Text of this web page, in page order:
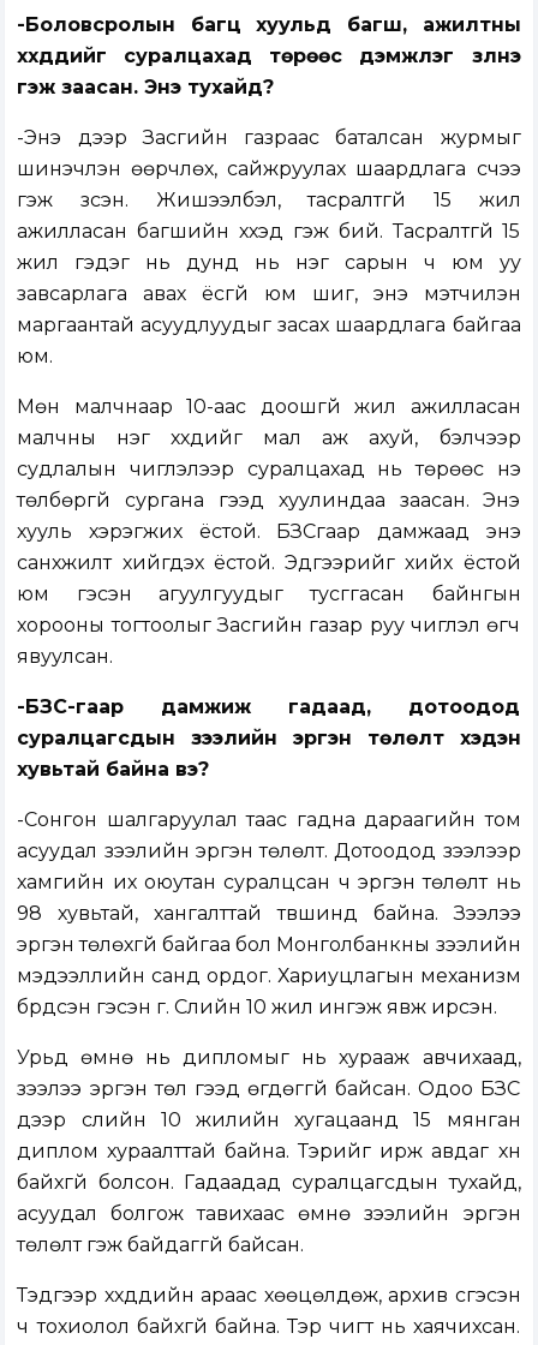
-Боловсролын багц хуульд багш, ажилтны
хүүхдүүдийг суралцахад төрөөс дэмжлэг үзүүлнэ
гэж заасан. Энэ тухайд?
-Энэ дээр Засгийн газраас баталсан журмыг
шинэчлэн өөрчлөх, сайжруулах шаардлага үүсчээ
гэж үзсэн. Жишээлбэл, тасралтгүй 15 жил
ажилласан багшийн хүүхэд гэж бий. Тасралтгүй 15
жил гэдэг нь дунд нь нэг сарын ч юм уу
завсарлага авах ёсгүй юм шиг, энэ мэтчилэн
маргаантай асуудлуудыг засах шаардлага байгаа
юм.
Мөн малчнаар 10-аас доошгүй жил ажилласан
малчны нэг хүүхдийг мал аж ахуй, бэлчээр
судлалын чиглэлээр суралцахад нь төрөөс үнэ
төлбөргүй сургана гээд хуулиндаа заасан. Энэ
хууль хэрэгжих ёстой. БЗСгаар дамжаад энэ
санхүүжилт хийгдэх ёстой. Эдгээрийг хийх ёстой
юм гэсэн агуулгуудыг тусггасан байнгын
хорооны тогтоолыг Засгийн газар руу чиглэл өгч
явуулсан.
-БЗС-гаар дамжиж гадаад, дотоодод
суралцагсдын зээлийн эргэн төлөлт хэдэн
хувьтай байна вэ?
-Сонгон шалгаруулал таас гадна дараагийн том
асуудал зээлийн эргэн төлөлт. Дотоодод зээлээр
хамгийн их оюутан суралцсан ч эргэн төлөлт нь
98 хувьтай, хангалттай түвшинд байна. Зээлээ
эргэн төлөхгүй байгаа бол Монголбанкны зээлийн
мэдээллийн санд ордог. Хариуцлагын механизм
бүрдсэн гэсэн үг. Сүүлийн 10 жил ингэж явж ирсэн.
Урьд өмнө нь дипломыг нь хурааж авчихаад,
зээлээ эргэн төл гээд өгдөггүй байсан. Одоо БЗС
дээр сүүлийн 10 жилийн хугацаанд 15 мянган
диплом хураалттай байна. Тэрийг ирж авдаг хүн
байхгүй болсон. Гадаадад суралцагсдын тухайд,
асуудал болгож тавихаас өмнө зээлийн эргэн
төлөлт гэж байдаггүй байсан.
Тэдгээр хүүхдүүдийн араас хөөцөлдөж, архив үүсгэсэн
ч тохиолол байхгүй байна. Тэр чигт нь хаячихсан.